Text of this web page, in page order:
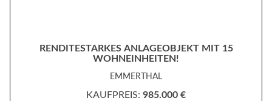
RENDITESTARKES ANLAGEOBJEKT MIT 15
WOHNEINHEITEN!
EMMERTHAL
KAUFPREIS: 985.000 €